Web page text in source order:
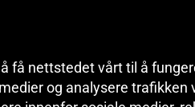
og
Sitemap
Black Friday
få nettstedet vårt til å
og analysere trafikken